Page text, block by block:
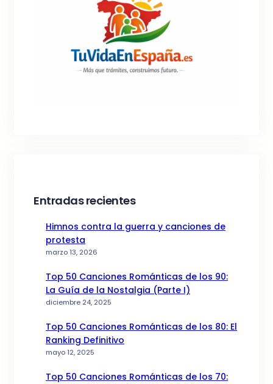
Entradas recientes
Himnos contra la guerra y canciones de
protesta
marzo 13, 2026
Top 50 Canciones Románticas de los 90:
La Guía de la Nostalgia (Parte I)
diciembre 24, 2025
Top 50 Canciones Románticas de los 80: El
Ranking Definitivo
mayo 12, 2025
Top 50 Canciones Románticas de los 70: